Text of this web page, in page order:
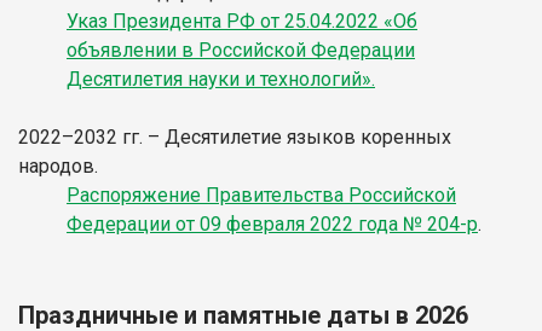
Указ Президента РФ от 25.04.2022 «Об
объявлении в Российской Федерации
Десятилетия науки и технологий».
2022–2032 гг. – Десятилетие языков коренных
народов.
Распоряжение Правительства Российской
Федерации от 09 февраля 2022 года № 204-р.
Праздничные и памятные даты в 2026